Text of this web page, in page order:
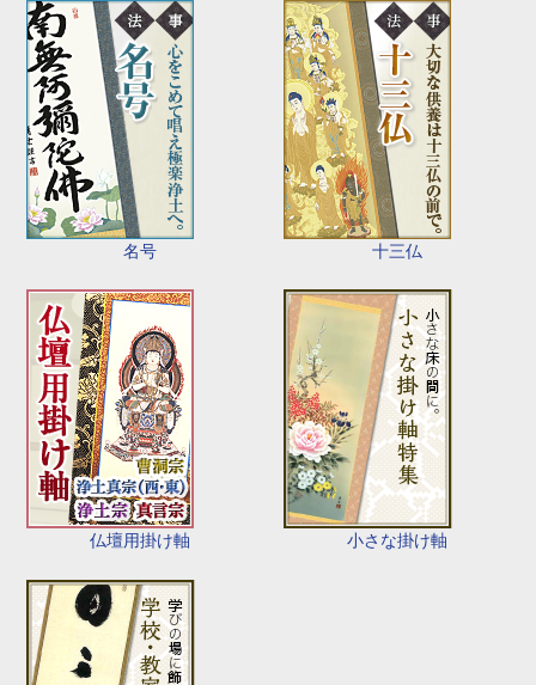
名号 十三仏
仏壇用掛け軸 小さな掛け軸